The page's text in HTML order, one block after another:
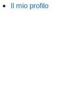
Il mio profilo